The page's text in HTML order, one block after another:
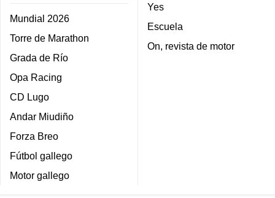
Mundial 2026
Torre de Marathon
Grada de Río
Opa Racing
CD Lugo
Andar Miudiño
Forza Breo
Fútbol gallego
Motor gallego
Yes
Escuela
On, revista de motor